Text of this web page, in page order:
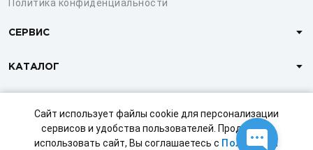
Сайт использует файлы cookie для персонализации
сервисов и удобства пользователей. Продолжая
использовать сайт, Вы соглашаетесь с Политикой
Политика конфиденциальности
СЕРВИС
КАТАЛОГ